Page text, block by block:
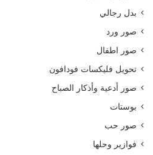
بدل رجالي
صور ورد
صور اطفال
تحويل فليكسات فودافون
صور أدعية وأذكار الصباح
بوستات
صور حب
فوازير وحلها